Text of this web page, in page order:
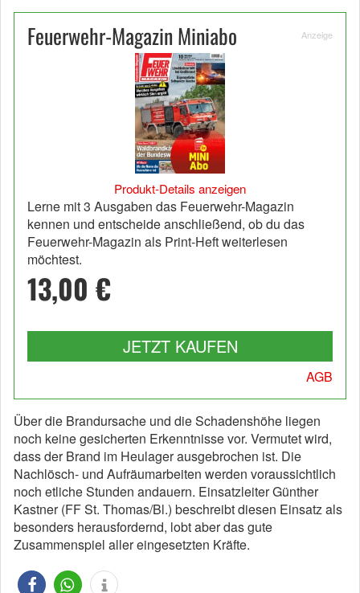
Feuerwehr-Magazin Miniabo Anzeige
Produkt-Details anzeigen
Lerne mit 3 Ausgaben das Feuerwehr-Magazin
kennen und entscheide anschließend, ob du das
Feuerwehr-Magazin als Print-Heft weiterlesen
möchtest.
13,00 €
JETZT KAUFEN
AGB
Über die Brandursache und die Schadenshöhe liegen
noch keine gesicherten Erkenntnisse vor. Vermutet wird,
dass der Brand im Heulager ausgebrochen ist. Die
Nachlösch- und Aufräumarbeiten werden voraussichtlich
noch etliche Stunden andauern. Einsatzleiter Günther
Kastner (FF St. Thomas/Bl.) beschreibt diesen Einsatz als
besonders herausfordernd, lobt aber das gute
Zusammenspiel aller eingesetzten Kräfte.